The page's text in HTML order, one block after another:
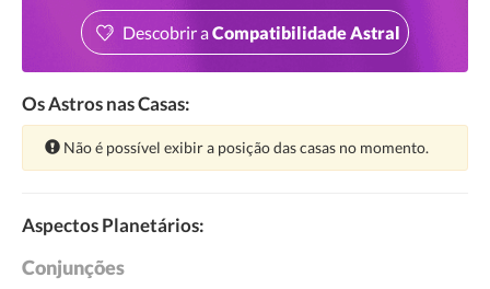
Descobrir aCompatibilidade Astral
Os Astros nas Casas:
Atenção:
Não é possível exibir a posição das casas no momento.
Aspectos Planetários:
Conjunções